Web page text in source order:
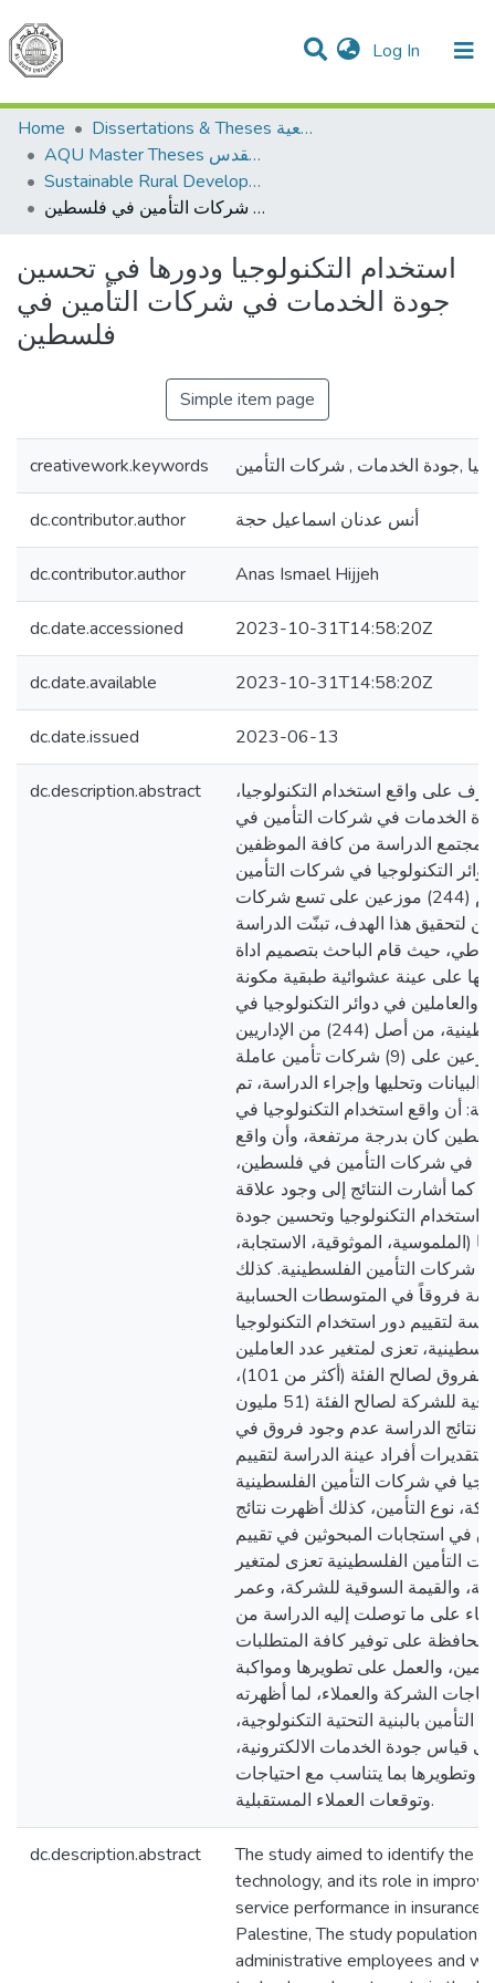
Log In (current)
Communities & Collections
All of DSpace
Home
Dissertations & Theses الرسائل الجامعية
AQU Master Theses الرسائل الجامعية الخاصة بجامعة القدس
Sustainable Rural Development التنمية الريفية المستدامة
استخدام التكنولوجيا ودورها في تحسين جودة الخدمات في شركات التأمين في فلسطين
استخدام التكنولوجيا ودورها في تحسين
جودة الخدمات في شركات التأمين في
فلسطين
Simple item page
creativework.keywords ,جودة الخدمات , شركات التأمين
dc.contributor.author أنس عدنان اسماعيل حجة
dc.contributor.author Anas Ismael Hijjeh
dc.date.accessioned 2023-10-31T14:58:20Z
dc.date.available 2023-10-31T14:58:20Z
dc.date.issued 2023-06-13
dc.description.abstract
على واقع استخدام التكنولوجيا،
الخدمات في شركات التأمين في
الدراسة من كافة الموظفين
دوائر التكنولوجيا في شركات التأمين
الفلسطينية والبالغ عددهم (244) موزعين على تسع شركات
لتحقيق هذا الهدف، تبنّت الدراسة
حيث قام الباحث بتصميم اداة
على عينة عشوائية طبقية مكونة
والعاملين في دوائر التكنولوجيا في
شركات التأمين الفلسطينية، من أصل (244) من الإداريين
ودوائر التكنولوجيا موزعين على (9) شركات تأمين عاملة
وتحليها وإجراء الدراسة، تم
أن واقع استخدام التكنولوجيا في
كان بدرجة مرتفعة، وأن واقع
في شركات التأمين في فلسطين،
كما أشارت النتائج إلى وجود علاقة
استخدام التكنولوجيا وتحسين جودة
(الملموسية، الموثوقية، الاستجابة،
شركات التأمين الفلسطينية. كذلك
فروقاً في المتوسطات الحسابية
لتقييم دور استخدام التكنولوجيا
تعزى لمتغير عدد العاملين
في الشركة، كانت الفروق لصالح الفئة (أكثر من 101)،
ولمتغير القيمة السوقية للشركة لصالح الفئة (51 مليون
نتائج الدراسة عدم وجود فروق في
أفراد عينة الدراسة لتقييم
في شركات التأمين الفلسطينية
نوع التأمين، كذلك أظهرت نتائج
في استجابات المبحوثين في تقييم
التأمين الفلسطينية تعزى لمتغير
والقيمة السوقية للشركة، وعمر
بناء على ما توصلت إليه الدراسة من
على توفير كافة المتطلبات
والعمل على تطويرها ومواكبة
الشركة والعملاء، لما أظهرته
بالبنية التحتية التكنولوجية،
قياس جودة الخدمات الالكترونية،
وتطويرها بما يتناسب مع احتياجات
وتوقعات العملاء المستقبلية.
dc.description.abstract
The study aimed to identify the
technology, and its role in
service performance in insurance
Palestine, The study population
administrative employees and